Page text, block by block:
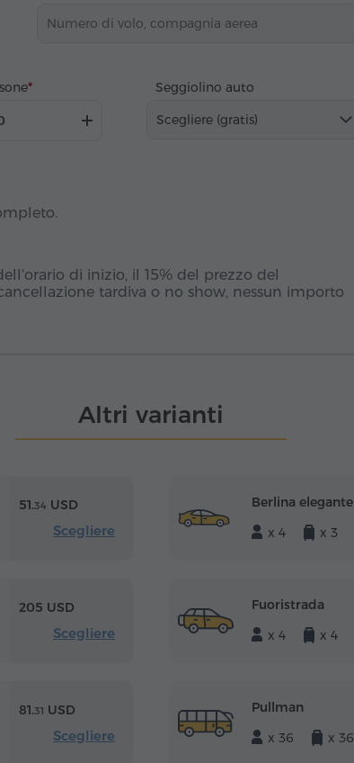
Seggiolino auto
Scegliere (gratis)
di inizio, il 15% del prezzo del
tardiva o no show, nessun importo
Altri varianti
51.34 USD
Scegliere
Berlina elegante
x 4
x 3
205 USD
Scegliere
Fuoristrada
x 4
x 4
81.31 USD
Scegliere
Pullman
x 36
x 36